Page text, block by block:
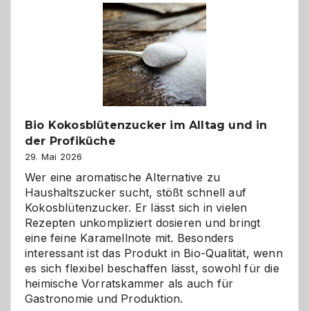
Freund
in
Gefahr
ist:
Brandschutz
für
Hunde
eigenen
Bio Kokosblütenzucker im Alltag und in
der Profiküche
29. Mai 2026
Wer eine aromatische Alternative zu
Haushaltszucker sucht, stößt schnell auf
Kokosblütenzucker. Er lässt sich in vielen
Rezepten unkompliziert dosieren und bringt
eine feine Karamellnote mit. Besonders
interessant ist das Produkt in Bio-Qualität, wenn
es sich flexibel beschaffen lässt, sowohl für die
heimische Vorratskammer als auch für
Gastronomie und Produktion.